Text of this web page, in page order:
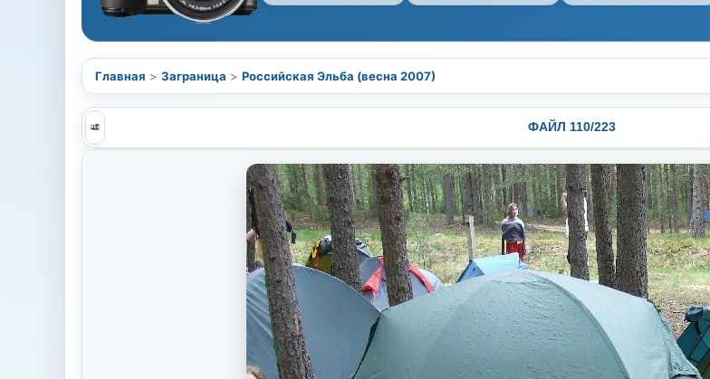
Главная > Заграница > Российская Эльба (весна 2007)
ФАЙЛ 110/223